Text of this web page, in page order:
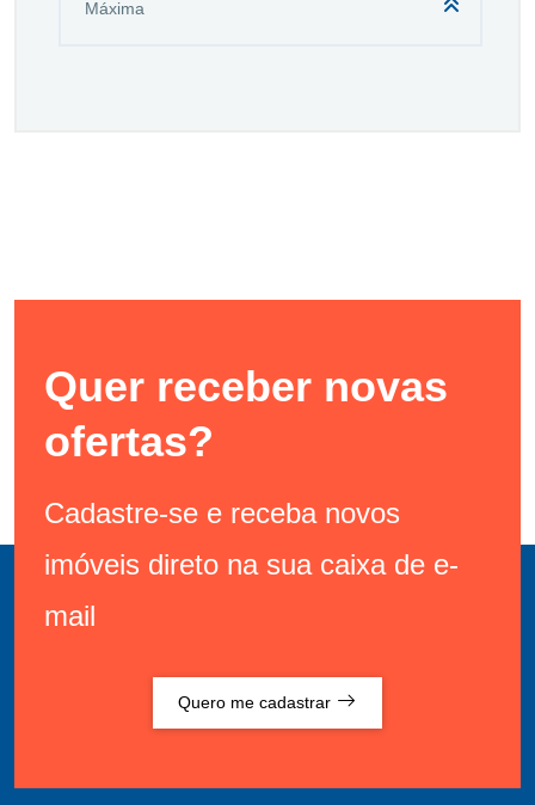
Quer receber novas
ofertas?
Cadastre-se e receba novos
imóveis direto na sua caixa de e-
mail
Quero me cadastrar